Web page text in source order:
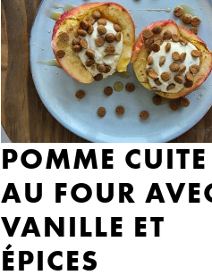
POMME CUITE
AU FOUR
VANILLE ET
ÉPICES